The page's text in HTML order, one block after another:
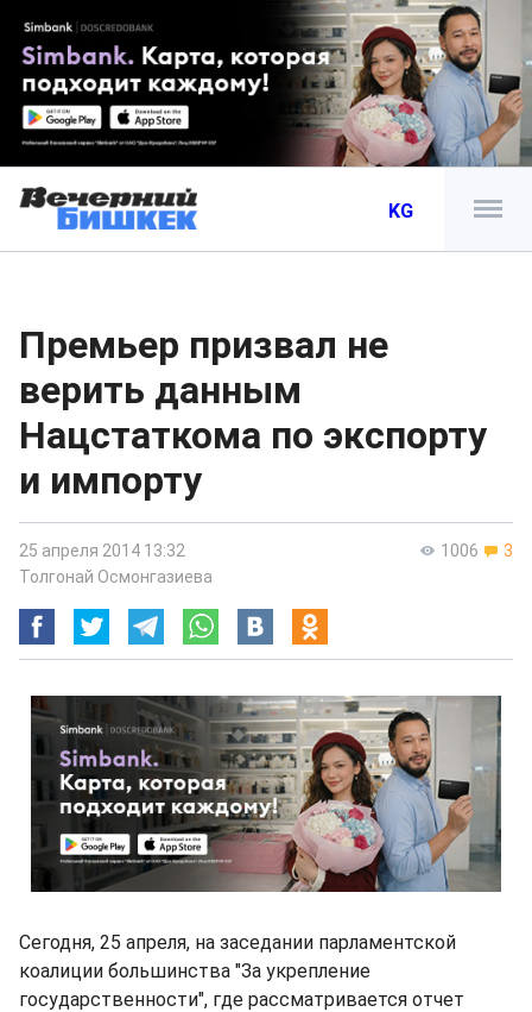
KG
Премьер призвал не
верить данным
Нацстаткома по экспорту
и импорту
1006 3
25 апреля 2014 13:32
Толгонай Осмонгазиева
Сегодня, 25 апреля, на заседании парламентской
коалиции большинства "За укрепление
государственности", где рассматривается отчет